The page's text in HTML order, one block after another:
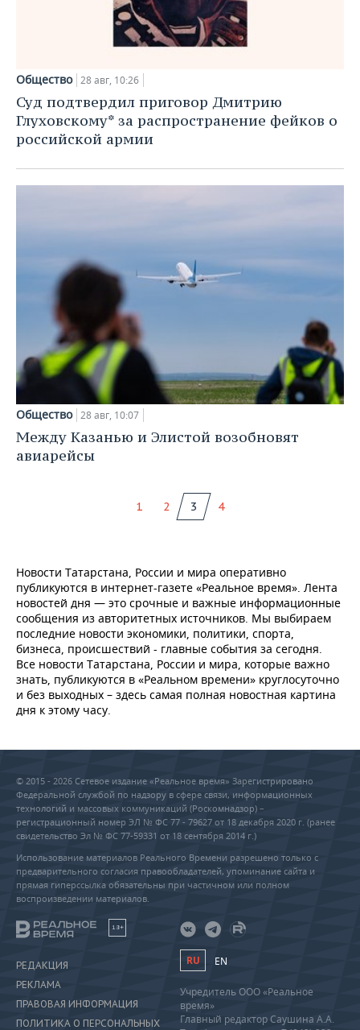
Общество 28 авг, 10:26
Суд подтвердил приговор Дмитрию
Глуховскому* за распространение фейков о
российской армии
Общество 28 авг, 10:07
Между Казанью и Элистой возобновят
авиарейсы
1 2 3 4
Новости Татарстана, России и мира оперативно
публикуются в интернет-газете «Реальное время». Лента
новостей дня — это срочные и важные информационные
сообщения из авторитетных источников. Мы выбираем
последние новости экономики, политики, спорта,
бизнеса, происшествий - главные события за сегодня.
Все новости Татарстана, России и мира, которые важно
знать, публикуются в «Реальном времени» круглосуточно
и без выходных – здесь самая полная новостная картина
дня к этому часу.
© 2015 - 2026 Сетевое издание «Реальное время» Зарегистрировано
Федеральной службой по надзору в сфере связи, информационных
технологий и массовых коммуникаций (Роскомнадзор) –
регистрационный номер ЭЛ № ФС 77 - 79627 от 18 декабря 2020 г. (ранее
свидетельство Эл № ФС 77-59331 от 18 сентября 2014 г.)
Использование материалов Реального Времени разрешено только с
предварительного согласия правообладателей, упоминание сайта и
прямая гиперссылка обязательны при частичном или полном
воспроизведении материалов.
18+
РЕДАКЦИЯ
РЕКЛАМА
ПРАВОВАЯ ИНФОРМАЦИЯ
ПОЛИТИКА О ПЕРСОНАЛЬНЫХ
RU EN
Учредитель ООО «Реальное
время»
Главный редактор Саушина А.А.